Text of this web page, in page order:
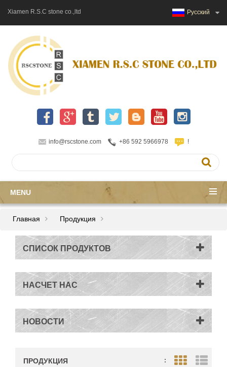
Xiamen R.S.C stone co.,ltd Русский
info@rscstone.com +86 592 5966978 !
MENU
Главная Продукция
СПИСОК ПРОДУКТОВ
НАСЧЕТ НАС
НОВОСТИ
ПРОДУКЦИЯ : Grid View